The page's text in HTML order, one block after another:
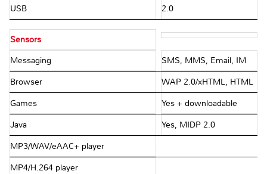
USB 2.0
Sensors
Messaging SMS, MMS, Email, IM
Browser WAP 2.0/xHTML, HTML
Games Yes + downloadable
Java Yes, MIDP 2.0
MP3/WAV/eAAC+ player
MP4/H.264 player